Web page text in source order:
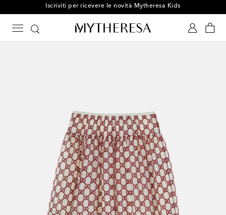
Iscriviti per ricevere le novità Mytheresa Kids